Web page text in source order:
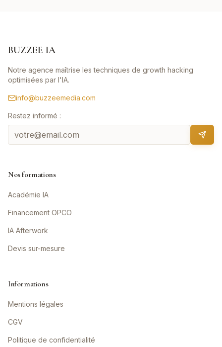
BUZZEE IA
Notre agence maîtrise les techniques de growth hacking
optimisées par l'IA.
info@buzzeemedia.com
Restez informé :
Nos formations
Académie IA
Financement OPCO
IA Afterwork
Devis sur-mesure
Informations
Mentions légales
CGV
Politique de confidentialité